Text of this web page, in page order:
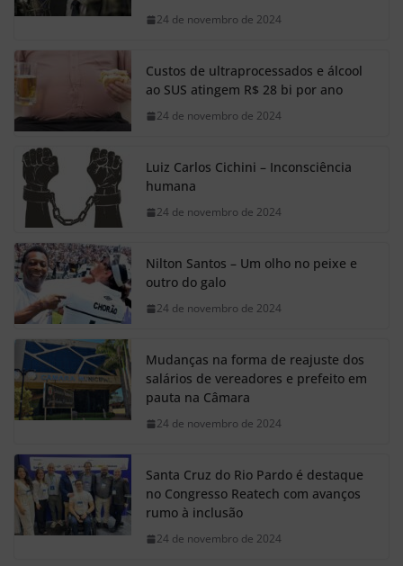
24 de novembro de 2024
Custos de ultraprocessados e álcool
ao SUS atingem R$ 28 bi por ano
24 de novembro de 2024
Luiz Carlos Cichini – Inconsciência
humana
24 de novembro de 2024
Nilton Santos – Um olho no peixe e
outro do galo
24 de novembro de 2024
Mudanças na forma de reajuste dos
salários de vereadores e prefeito em
pauta na Câmara
24 de novembro de 2024
Santa Cruz do Rio Pardo é destaque
no Congresso Reatech com avanços
rumo à inclusão
24 de novembro de 2024